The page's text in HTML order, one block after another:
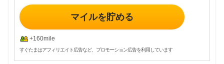
マイルを貯める
+160mile
すぐたまはアフィリエイト広告など、プロモーション広告を利用しています